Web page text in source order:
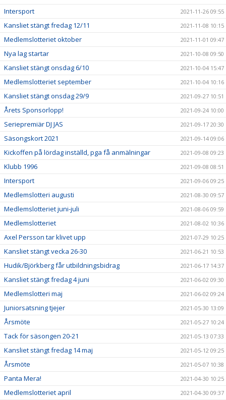
Intersport 2021-11-26 09:55
Kansliet stängt fredag 12/11 2021-11-08 10:15
Medlemslotteriet oktober 2021-11-01 09:47
Nya lag startar 2021-10-08 09:50
Kansliet stängt onsdag 6/10 2021-10-04 15:47
Medlemslotteriet september 2021-10-04 10:16
Kansliet stängt onsdag 29/9 2021-09-27 10:51
Årets Sponsorlopp! 2021-09-24 10:00
Seriepremiär DJ JAS 2021-09-17 20:30
Säsongskort 2021 2021-09-14 09:06
Kickoffen på lördag inställd, pga få anmälningar 2021-09-08 09:23
Klubb 1996 2021-09-08 08:51
Intersport 2021-09-06 09:25
Medlemslotteri augusti 2021-08-30 09:57
Medlemslotteriet juni-juli 2021-08-06 09:59
Medlemslotteriet 2021-08-02 10:36
Axel Persson tar klivet upp 2021-07-29 10:25
Kansliet stängt vecka 26-30 2021-06-21 10:53
Hudik/Björkberg får utbildningsbidrag 2021-06-17 14:37
Kansliet stängt fredag 4 juni 2021-06-02 09:30
Medlemslotteri maj 2021-06-02 09:24
Juniorsatsning tjejer 2021-05-30 13:09
Årsmöte 2021-05-27 10:24
Tack för säsongen 20-21 2021-05-13 07:33
Kansliet stängt fredag 14 maj 2021-05-12 09:25
Årsmöte 2021-05-07 10:38
Panta Mera! 2021-04-30 10:25
Medlemslotteriet april 2021-04-30 09:37